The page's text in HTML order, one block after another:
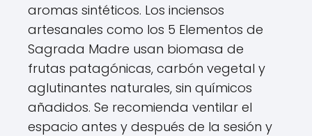
aromas sintéticos. Los inciensos
artesanales como los 5 Elementos de
Sagrada Madre usan biomasa de
frutas patagónicas, carbón vegetal y
aglutinantes naturales, sin químicos
añadidos. Se recomienda ventilar el
espacio antes y después de la sesión y